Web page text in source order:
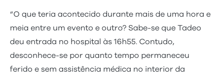
“O que teria acontecido durante mais de uma hora e
meia entre um evento e outro? Sabe-se que Tadeo
deu entrada no hospital às 16h55. Contudo,
desconhece-se por quanto tempo permaneceu
ferido e sem assistência médica no interior da